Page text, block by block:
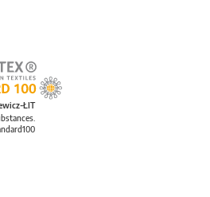
ŁIT